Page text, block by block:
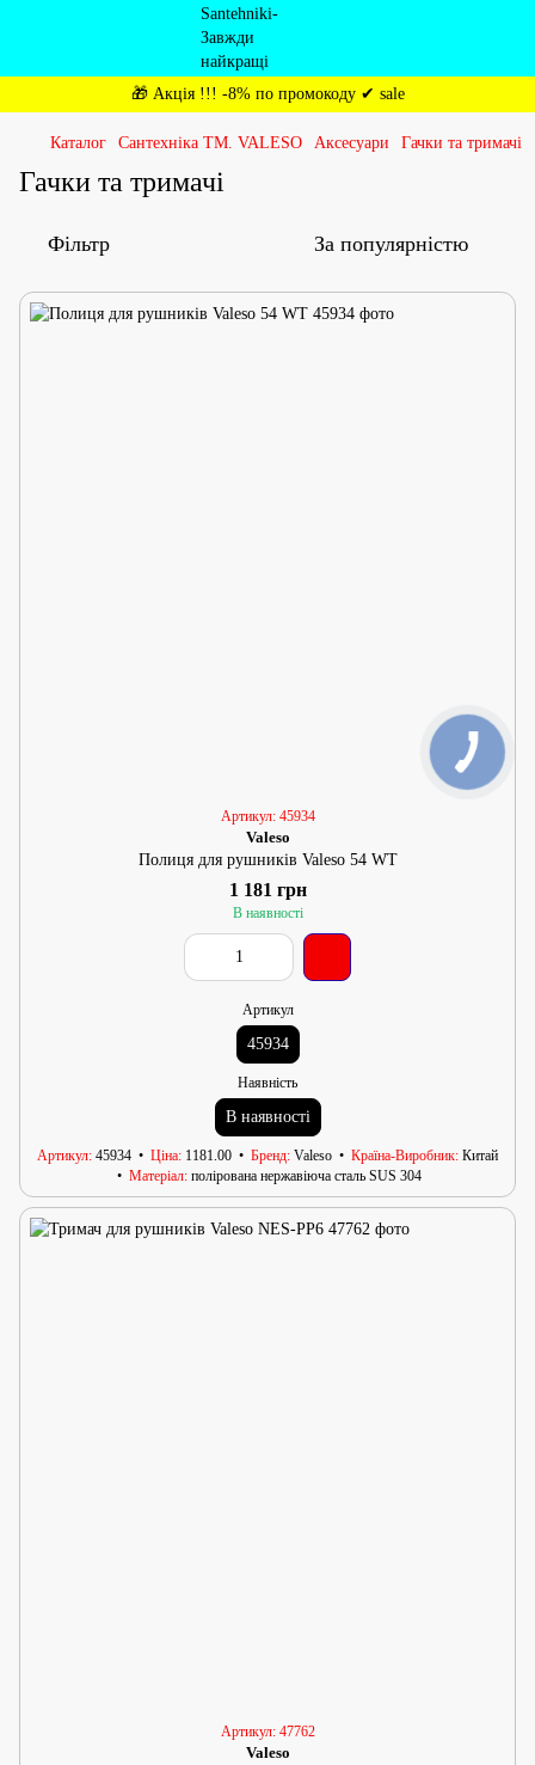
🎁 Акція !!! -8% по промокоду ✔ sale
Каталог Сантехніка ТМ. VALESO Аксесуари Гачки та тримачі
Гачки та тримачі
Фільтр За популярністю
Артикул: 45934
Valeso
Полиця для рушників Valeso 54 WT
1 181 грн
В наявності
Артикул
45934
Наявність
В наявності
Артикул 45934 Ціна 1181.00 Бренд Valeso Країна-Виробник Китай
Матеріал полірована нержавіюча сталь SUS 304
Артикул: 47762
Valeso